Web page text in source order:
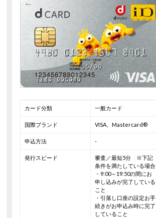
カード分類 一般カード
国際ブランド VISA、Mastercard®
申込方法 -
発行スピード
審査／最短5分 ※下記
条件を満たしている場合
・9:00～19:50の間にお
申し込みが完了している
こと
・引落し口座の設定お手
続きがお申込み時に完了
していること